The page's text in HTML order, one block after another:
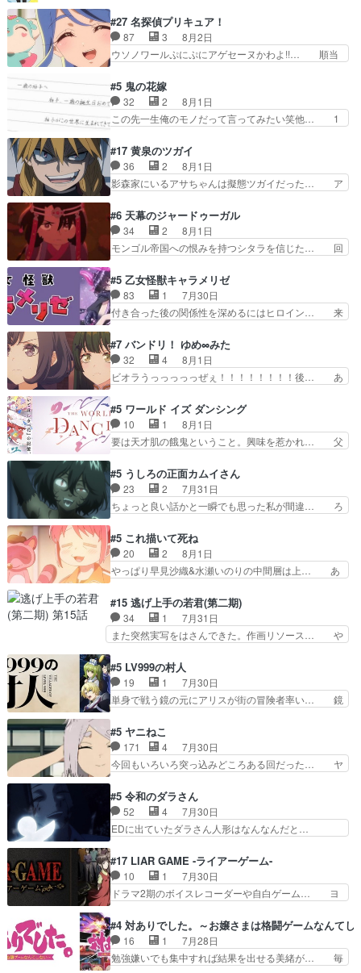
てケーキ食べて、帰りにカメ… ララが働く事での
てんやわんや。働いて大変… 地道に働き人と関わ
る日々の中に愛を見いだ…
お名前を見たんだけどあの中村大樹さん… 糸ちゃ
んカッケー、色んな意味でwゲームが… 姉から性
的興奮覚えてないよね？なんて言わ… テーマ：引
きこもりの理由感想は、久しぶり… 元ゲーマーな
んの距離感おかしいね(*´… 糸と源ははよ好きお
うとると言わんかい！引… ショウくんと対等に話
すためにゲームをする…
#27 名探偵プリキュア！
87 3
8月2日
ウソノワールぷにぷにアゲセーヌかわよ!!… 順当
取り戻し正式に探偵事務所で働き始め… ポワロ、
元ネタを解説して原作に誘導するの… くれあさん
の探偵としての初事件にしてちょ… ・急にクイズ
番組が始まったw・妖精ウソノ… るるかの助手だ
の！？クレアさん探偵すぎ… 突然のポアロクイズ
は草なんよ。んで、あん… 今回からついにくれあ
が探偵事務所の仲間に…
#5 鬼の花嫁
32 2
8月1日
この先一生俺のモノだって言ってみたい笑他… 1
さん柚子に18年分の誕生日プレゼント… 柚子は
鬼龍院家から初めて学校に通う事にな… プレゼン
ト攻撃ヤバすぎるwwwヴァイオレ… 玲夜さまサ
プライズの、これまでの柚子ちゃ… 玲夜から柚子
んへ…もう中学生な… 梅原の人が18歳になるま
での誕生プレゼン… なよなよした男（cv石田彰）
梅ちゃんがた…
#17 黄泉のツガイ
36 2
8月1日
影森家にいるアサちゃんは擬態ツガイだった… ア
にアサはいなかった逆にガブちゃんはい… 影森の
当主が際限なくツガイを増やせるのに… 今回はも
うガブちゃんさんの悲鳴にも似た怒… ユルと戦っ
た時から伏線が張られていたのが… しかしアサ
い筈のガブちゃん、アキオの… 色々とひっかけが
あって、最終的に嫌な終わ… ゴンゾウが従える大
量のツガイに何事かと思…
#6 天幕のジャードゥーガル
34 2
8月1日
モンゴル帝国への恨みを持つシタラを信じた… 回
タイの妃になってもその心は晴れず、モ… ドレゲ
ネの過去、宝石だった彼女が人になり… ドレゲネ
の過去、、辛かった、、あのジャタ… 年上旦那が
良い人でも、女は宝石でただ笑っ… ダイルの儀式
過去には同情の言葉しか…シ… 奥様に悲しい過
去…萌え袖が可愛いね、と思… ドレゲネとシタ
ラ、2人だけの同盟が結成さ…
#5 乙女怪獣キャラメリゼ
83 1
7月30日
付き合った後の関係性を深めるにはヒロイン… 来
とメスってて何この可愛い生物。クラス… 付き合
い始めたら始めたでまた違った悩みが… と一歩ず
つ踏み出す黒絵ちゃん微笑ま新汰の… ツインテー
ルが可愛いお茶目な妹ちゃんです… しかも過去も
らっしゃるからかしらお顔が… 黒絵「怪獣に憧れ
るのはいいけど自分自身が… 素の自分はどちらな
のかはまだ不明だが見せ…
#7 バンドリ！ ゆめ∞みた
32 4
8月1日
ビオラうっっっっっぜぇ！！！！！！！！後… あ
ラが悪魔すぎて気分が悪くなってきたこ… 声優ま
とめました(７話まで)仲町あられ/… ビオラの策略
がバッチリ嵌って最高wwwこ… 自信あれば評価
なんて気にしないし、充実し… ・バーチャルだけ
け？と思ったら歌唱シーン… の、らいぶシーン
＿!!­­--­­--­… それだけでええやん！！しかし、ビオラ
が仕…
#5 ワールド イズ ダンシング
10 1
8月1日
要は天才肌の餓鬼ということ。興味を惹かれ… 父
の鬼夜叉と田楽の増次郎。小さないざこ… 着眼点
は良くとも、先鋭的すぎるのか。芸能… 鬼夜叉は
石也と共に観世座をあとにし、三条… 観世座を離
れ、三条坊門御所で日々を送る鬼… 「お前(鬼夜
子舞勝負。鬼夜叉は猫の動き… 登場人物の我が強
い。新しい獅子舞に拘って… 第５話を
primevideoで視聴しまし…
#5 うしろの正面カムイさん
23 2
7月31日
ちょっと良い話かと一瞬でも思った私が間違… ろ
も1日お疲れ様でした～───昨晩～今… 幼女に拾
われたお市ちゃんの恩返し。化け猫… 役にて出演
させていただきました。ジョアン… トイ・ストー
リーみたいな始まり。流石に除… 猫相手になんで
し良い話化け猫は油が好物… 今回はあかやし1体
のみで15分。金持ちの… 今更だけど霊が性行為
で祓えることは何とな…
#5 これ描いて死ね
20 2
8月1日
やっぱり早見沙織&水瀬いのりの中間層は上… あ
人物が増えてわいわいしたところが好き… 初コミ
ティアで２０冊刷りは妥当だよね。俺… 藤森さん
のママ向けの漫画で、また涙腺が⋯… 〜漫画に
「想い」をこめよう｣娘に漫画であ… 何回この作
てコミティアっていいなあ。同… コミティア参加
のしおりを徹夜で作る先生(… お母さん、娘にあ
んな漫画描かれたら泣いち…
#15 逃げ上手の若君(第二期)
34 1
7月31日
また突然実写をはさんできた。作画リソース… や
歳まで童貞だと魔法使いになれるという… こっち
の諏訪の三大将もまたクセが強いw色… 頼重が完
全にブレーンだよね毎回敵キャラが… 弧次郎「欲
を我慢して強くなれるなら大飯食… 変化球な演出
ていただきました！最終的に… この高らかなDT
宣言、合田一人に通じるも… この作品は近年稀に
見るおっさんキャラの充…
#5 LV999の村人
19 1
7月30日
単身で戦う鏡の元にアリスが街の冒険者率い… 鏡
なががんばってくれたアリスの父ちゃん… 成長限
界が999である村人と定めた上位存… 大規模バト
ルシーンなのに会話してばっかり… やっぱり勇者
より強かったか笑統率力LV9… 普通の人間の親子
組みか‥Lv200帯の… そのために役割を超越する
者の出現させるた… アリスのお陰で他の勇者達も
共闘してくれ魔…
#5 ヤニねこ
171 4
7月30日
今回もいろいろ突っ込みどころある回だった… ヤ
ちゃんの恋愛話をしたり、タバコを生産… ここう
っすら思ったことズバリ言ってくれて… おかし
い、さわやかだ 世話好きの陰に支配… ヤクねこ
のクワガタ取りの話見て切なくなっ… 普段は選別
れww唐突な作画力の正… なんか今日はかなり一
瞬で終わっちまったっ… 先週と比べてまだまとも
に見えた。4話は過…
#5 令和のダラさん
52 4
7月30日
EDに出ていたダラさん人形はなんなんだと…
惨な過去がきっちり現代に継承されている… ダラ
さんと姉弟の母との出会いの話やはりダ… ダラさ
んの過去話も佳境…げに恐ろしいは人… 第５話感
想：２人の過剰な貢ぎ物?の礼とし… 第５話感
系列が4話と入れ替わってるのね… こんなデカイ
のどうやって運ぶんだよ！？姉… ダラさん、人型
形態にもなれるんか!?w髪…
#17 LIAR GAME -ライアーゲーム-
10 1
7月30日
ドラマ2期のボイスレコーダーや自白ゲーム… ヨ
国の奴らも馬鹿が多いが、夜の国も同じ… ご視聴
ありがとうございました来週もよろし… 握った◯
治郎（中の人的に）仲間であるプレ… ヨコヤの頭
の回転の速さと人間の心理を利用… 夜の国のヨコ
#4 対ありでした。～お嬢さまは格闘ゲームなんてし
16 1
7月28日
勉強嫌いでも集中すれば結果を出せる美緒が… 毎